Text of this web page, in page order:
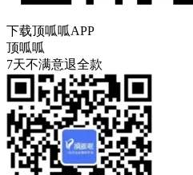
下载顶呱呱APP
顶呱呱
7天不满意退全款